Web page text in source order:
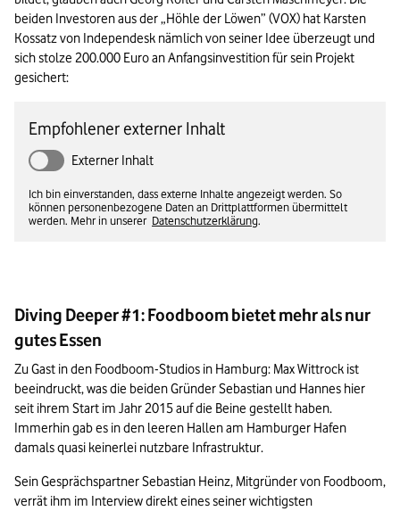
beiden Investoren aus der „Höhle der Löwen” (VOX) hat Karsten
Kossatz von Independesk nämlich von seiner Idee überzeugt und
sich stolze 200.000 Euro an Anfangsinvestition für sein Projekt
gesichert:
Empfohlener externer Inhalt
Externer Inhalt
Ich bin einverstanden, dass externe Inhalte angezeigt werden. So
können personenbezogene Daten an Drittplattformen übermittelt
werden. Mehr in unserer Datenschutzerklärung.
Diving Deeper #1: Foodboom bietet mehr als nur
gutes Essen
Zu Gast in den Foodboom-Studios in Hamburg: Max Wittrock ist
beeindruckt, was die beiden Gründer Sebastian und Hannes hier
seit ihrem Start im Jahr 2015 auf die Beine gestellt haben.
Immerhin gab es in den leeren Hallen am Hamburger Hafen
damals quasi keinerlei nutzbare Infrastruktur.
Sein Gesprächspartner Sebastian Heinz, Mitgründer von Foodboom,
verrät ihm im Interview direkt eines seiner wichtigsten